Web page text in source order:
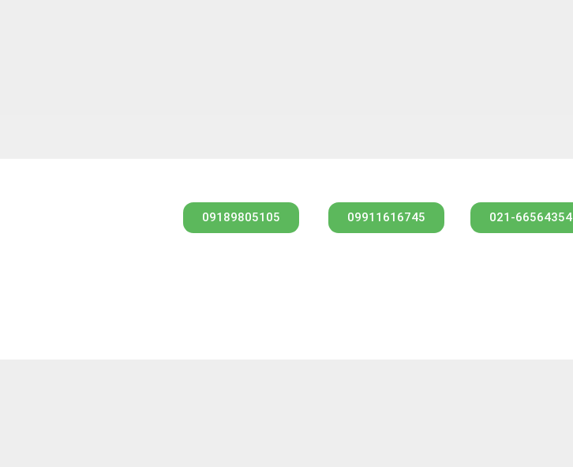
021-66564354
09911616745
09189805105